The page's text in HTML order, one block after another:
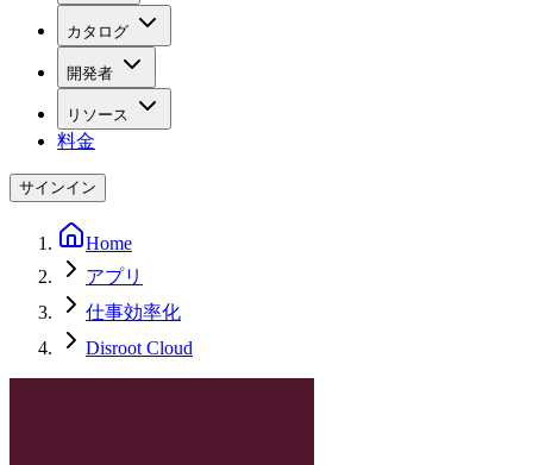
カタログ
開発者
リソース
料金
サインイン
Home
アプリ
仕事効率化
Disroot Cloud